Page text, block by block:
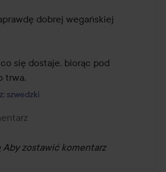
dobrej wegańskiej
się dostaje, biorąc pod
trwa.
szwedzki
Aby zostawić komentarz